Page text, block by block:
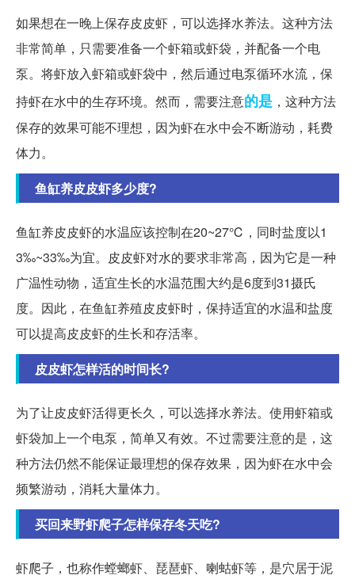
如果想在一晚上保存皮皮虾，可以选择水养法。这种方法
非常简单，只需要准备一个虾箱或虾袋，并配备一个电
泵。将虾放入虾箱或虾袋中，然后通过电泵循环水流，保
持虾在水中的生存环境。然而，需要注意的是 ，这种方法
保存的效果可能不理想，因为虾在水中会不断游动，耗费
体力。
鱼缸养皮皮虾多少度?
鱼缸养皮皮虾的水温应该控制在20~27℃，同时盐度以1
3‰~33‰为宜。皮皮虾对水的要求非常高，因为它是一种
广温性动物，适宜生长的水温范围大约是6度到31摄氏
度。因此，在鱼缸养殖皮皮虾时，保持适宜的水温和盐度
可以提高皮皮虾的生长和存活率。
皮皮虾怎样活的时间长?
为了让皮皮虾活得更长久，可以选择水养法。使用虾箱或
虾袋加上一个电泵，简单又有效。不过需要注意的是，这
种方法仍然不能保证最理想的保存效果，因为虾在水中会
频繁游动，消耗大量体力。
买回来野虾爬子怎样保存冬天吃?
虾爬子，也称作螳螂虾、琵琶虾、喇蛄虾等，是穴居于泥